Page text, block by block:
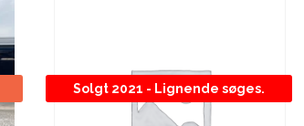
Solgt 2021 - Lignende søges.